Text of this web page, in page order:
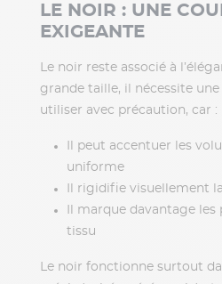
LE NOIR : UNE
EXIGEANTE
Le noir reste associé à
grande taille, il nécessite
utiliser avec précaution, car :
Il peut accentuer les
uniforme
Il rigidifie visuellement
Il marque davantage
tissu
Le noir fonctionne surtout